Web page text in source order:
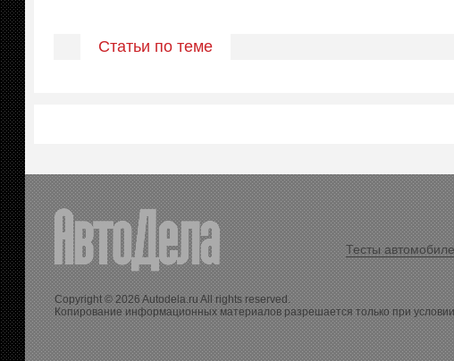
Статьи по теме
Тесты
Copyright © 2026 Autodela.ru All rights reserved.
Копирование информационных материалов разрешается только при